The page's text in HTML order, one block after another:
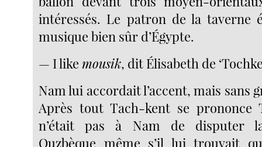
intéressés. Le patron de la taverne
musique bien sûr d’Égypte.
— I likemousik, dit Élisabeth de
Nam lui accordait l’accent, mais sans
Après tout Tach-kent se prononce
n’était pas à Nam de disputer
Ouzbèque même s’il lui trouvait